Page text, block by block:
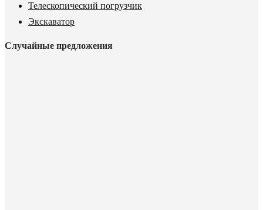
Телескопический погрузчик
Экскаватор
Случайные предложения